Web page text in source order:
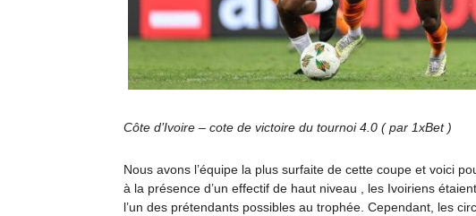
Côte d’Ivoire – cote de victoire du tournoi 4.0 ( par 1xBet )
Nous avons l’équipe la plus surfaite de cette coupe et voici
à la présence d’un effectif de haut niveau , les Ivoiriens
l’un des prétendants possibles au trophée. Cependant, les